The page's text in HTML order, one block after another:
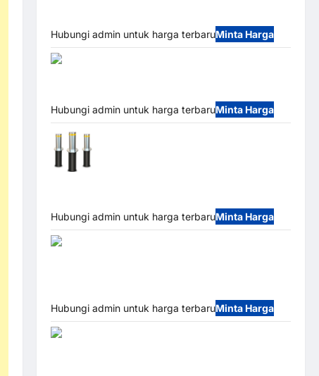
Hubungi admin untuk harga terbaruMinta Harga
Hubungi admin untuk harga terbaruMinta Harga
Hubungi admin untuk harga terbaruMinta Harga
Hubungi admin untuk harga terbaruMinta Harga